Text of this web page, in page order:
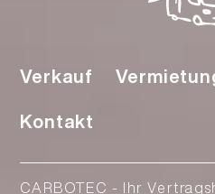
überspringen
Verkauf
Kontakt
CARBOTEC - Ihr